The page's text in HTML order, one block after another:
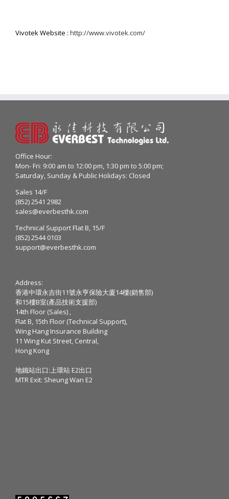
Vivotek Website : http://www.vivotek.com/
Office Hour:
Mon- Fri: 9:00 am to 12:00 pm, 1:30 pm to 5:00 pm;
Saturday, Sunday & Public Holidays: Closed
Sales 14/F
(852) 2541 2982
sales@everbesthk.com
Technical Support Flat B, 15/F
(852) 2544 0103
support@everbesthk.com
Address:
香港中環永吉街11號永亨保險大廈14樓(銷售部)
和15樓B室(產品技術支援部)
14th Floor (Sales) ,
Flat B, 15th Floor (Technical Support),
Wing Hang Insurance Building
11 Wing Kut Street, Central,
Hong Kong
地鐵站出口:上環站 E2出口
MTR Exit: Sheung Wan E2